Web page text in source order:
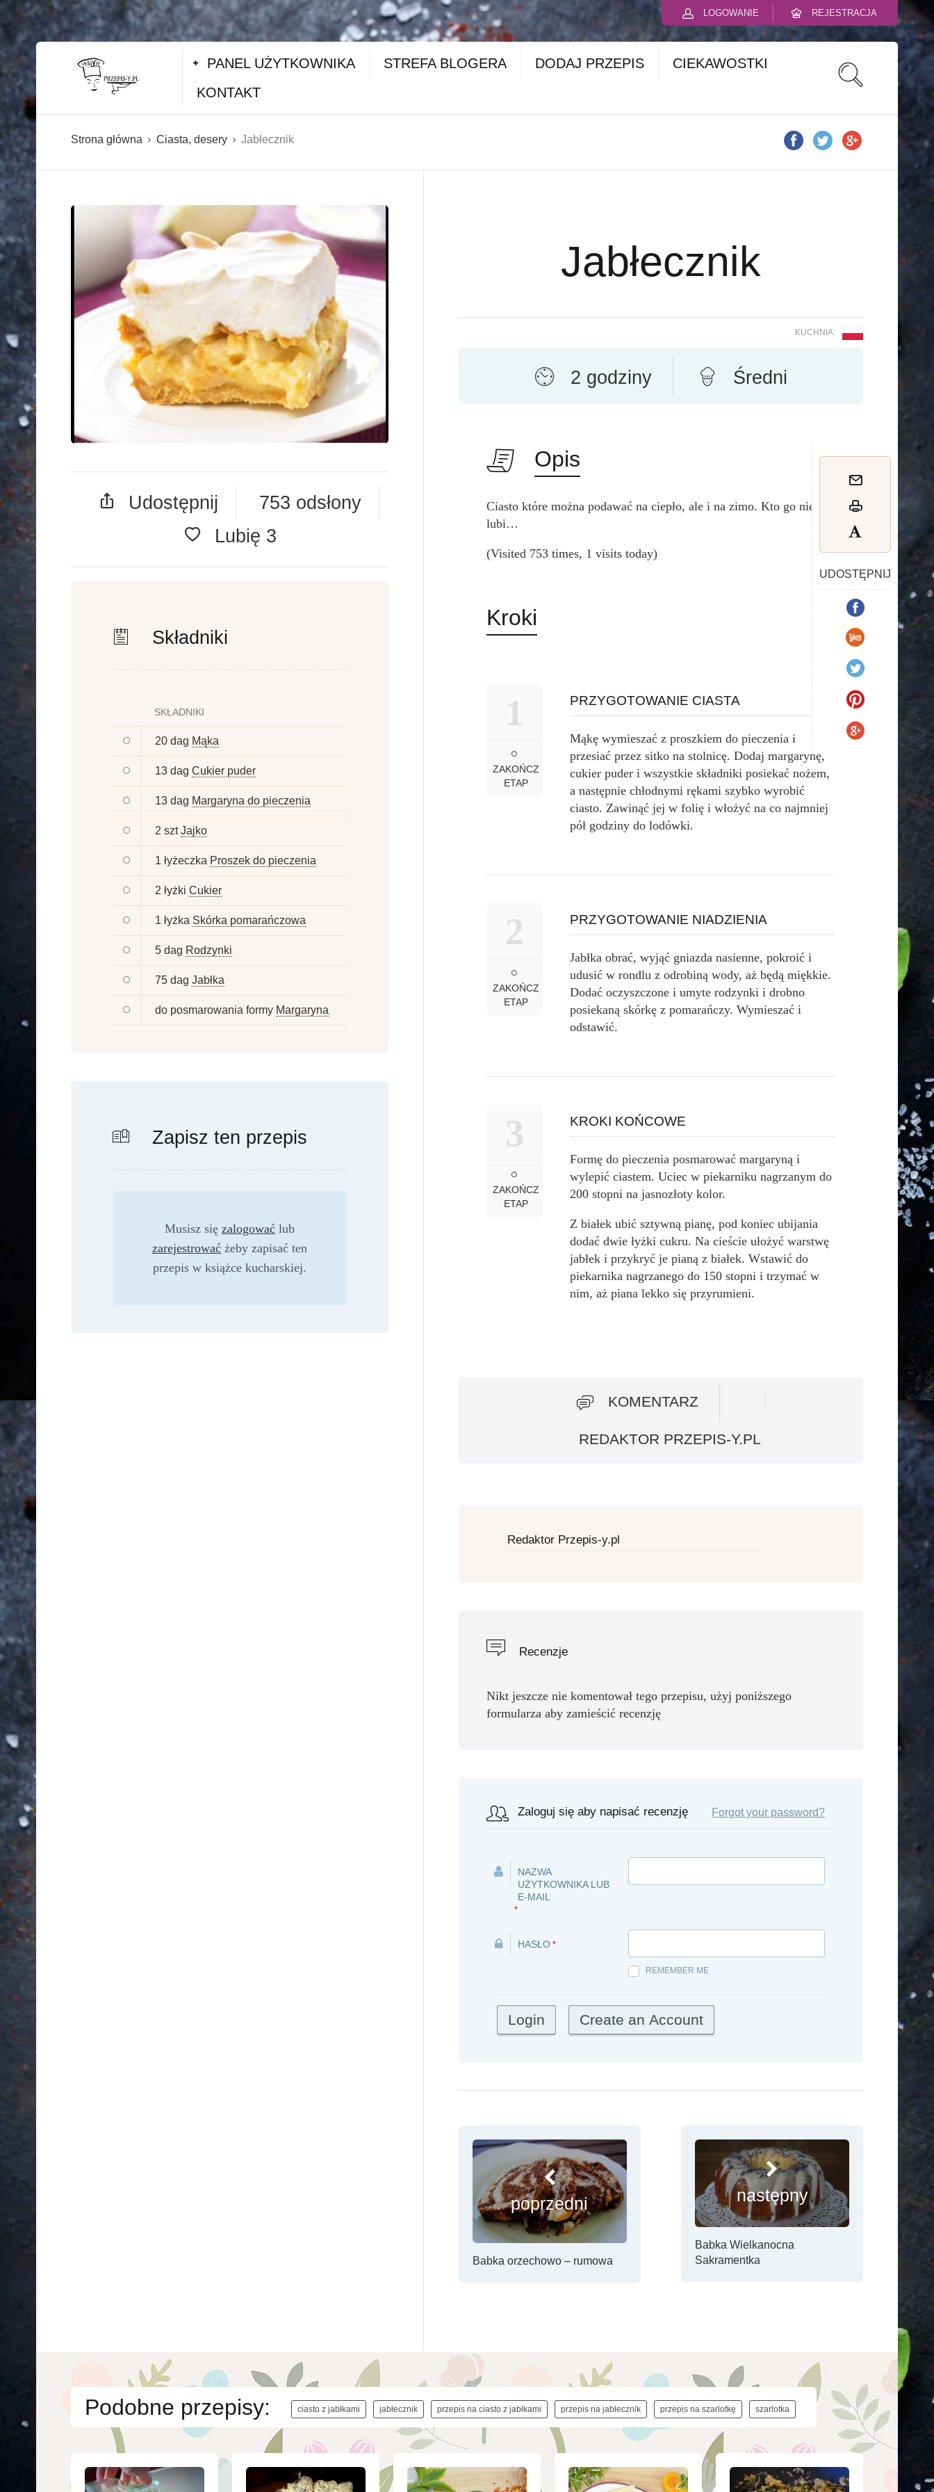
LOGOWANIE REJESTRACJA
PANEL UŻYTKOWNIKA STREFA BLOGERA DODAJ PRZEPIS
CIEKAWOSTKI
KONTAKT
Strona główna Ciasta, desery Jabłecznik
Udostępnij
753 odsłony
Lubię 3
Składniki
SKŁADNIKI
20 dag Mąka
13 dag Cukier puder
13 dag Margaryna do pieczenia
2 szt Jajko
1 łyżeczka Proszek do pieczenia
2 łyżki Cukier
1 łyżka Skórka pomarańczowa
5 dag Rodzynki
75 dag Jabłka
do posmarowania formy Margaryna
Zapisz ten przepis
Musisz się zalogować lub
zarejestrować żeby zapisać ten
przepis w książce kucharskiej.
Jabłecznik
KUCHNIA:
2 godziny Średni
Opis
UDOSTĘPNIJ
Ciasto które można podawać na ciepło, ale i na zimo. Kto go nie
lubi…
(Visited 753 times, 1 visits today)
Kroki
1
ZAKOŃCZ
ETAP
PRZYGOTOWANIE CIASTA
Mąkę wymieszać z proszkiem do pieczenia i
przesiać przez sitko na stolnicę. Dodaj margarynę,
cukier puder i wszystkie składniki posiekać nożem,
a następnie chłodnymi rękami szybko wyrobić
ciasto. Zawinąć jej w folię i włożyć na co najmniej
pół godziny do lodówki.
2
ZAKOŃCZ
ETAP
PRZYGOTOWANIE NIADZIENIA
Jabłka obrać, wyjąć gniazda nasienne, pokroić i
udusić w rondlu z odrobiną wody, aż będą miękkie.
Dodać oczyszczone i umyte rodzynki i drobno
posiekaną skórkę z pomarańczy. Wymieszać i
odstawić.
3
ZAKOŃCZ
ETAP
KROKI KOŃCOWE
Formę do pieczenia posmarować margaryną i
wylepić ciastem. Uciec w piekarniku nagrzanym do
200 stopni na jasnozłoty kolor.
Z białek ubić sztywną pianę, pod koniec ubijania
dodać dwie łyżki cukru. Na cieście ułożyć warstwę
jabłek i przykryć je pianą z białek. Wstawić do
piekarnika nagrzanego do 150 stopni i trzymać w
nim, aż piana lekko się przyrumieni.
KOMENTARZ
REDAKTOR PRZEPIS-Y.PL
Redaktor Przepis-y.pl
Recenzje
Nikt jeszcze nie komentował tego przepisu, użyj poniższego
formularza aby zamieścić recenzję
Zaloguj się aby napisać recenzję Forgot your password?
NAZWA
UŻYTKOWNIKA LUB
E-MAIL
*
HASŁO *
REMEMBER ME
poprzedni
Babka orzechowo – rumowa
następny
Babka Wielkanocna
Sakramentka
Podobne przepisy: ciasto z jabłkami jabłecznik przepis na ciasto z jabłkami przepis na jabłecznik przepis na szarlotkę szarlotka